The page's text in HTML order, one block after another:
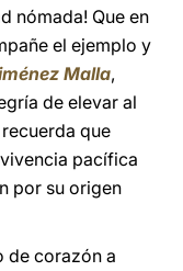
nómada! Que en
el ejemplo y
Malla,
de elevar al
que
pacífica
por su origen
de corazón a